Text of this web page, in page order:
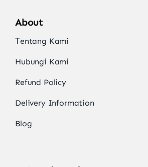
About
Tentang Kami
Hubungi Kami
Refund Policy
Delivery Information
Blog